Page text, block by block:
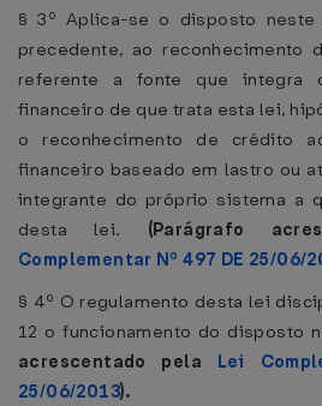
§ 3º Aplica-se o disposto
precedente, ao reconhecimento
referente a fonte que integra
financeiro de que trata esta lei,
o reconhecimento de crédito
financeiro baseado em lastro ou
integrante do próprio sistema a
desta lei. (Parágrafo
Complementar Nº 497 DE 25/06/
§ 4º O regulamento desta lei
12 o funcionamento do disposto
acrescentado pela Lei
25/06/2013).